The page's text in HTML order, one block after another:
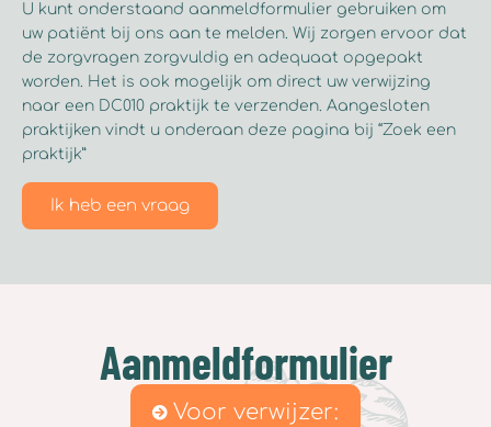
U kunt onderstaand aanmeldformulier gebruiken om
uw patiënt bij ons aan te melden. Wij zorgen ervoor dat
de zorgvragen zorgvuldig en adequaat opgepakt
worden. Het is ook mogelijk om direct uw verwijzing
naar een DC010 praktijk te verzenden. Aangesloten
praktijken vindt u onderaan deze pagina bij “Zoek een
praktijk”
Ik heb een vraag
Aanmeldformulier
Voor verwijzer: